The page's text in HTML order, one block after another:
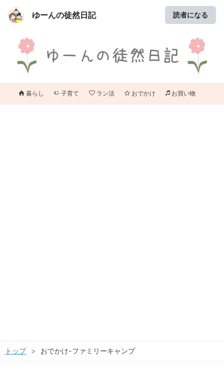
ゆーんの徒然日記 読者になる
暮らし 子育て ラン活 おでかけ お買い物
トップ > おでかけ-ファミリーキャンプ